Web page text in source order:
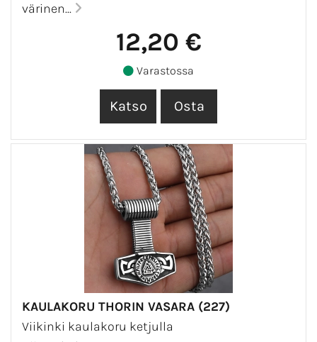
värinen...
12,20 €
Varastossa
KAULAKORU THORIN VASARA (227)
Viikinki kaulakoru ketjulla